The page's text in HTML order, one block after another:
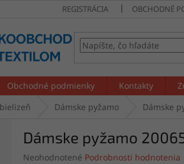
REGISTRÁCIA OBCHODNÉ
Obchodné podmienky Kontakty
Dámske pyžamo Dámske
Dámske pyžamo
Priemerné
Neohodnotené Podrobnosti hodnotenia